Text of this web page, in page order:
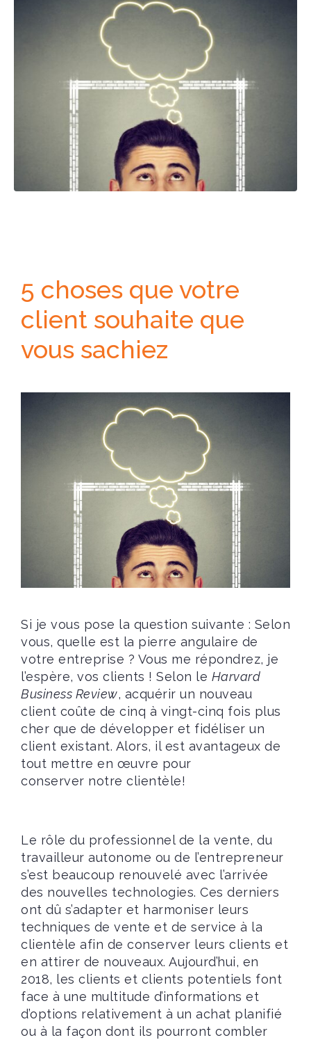
5 choses que votre
client souhaite que
vous sachiez
Si je vous pose la question suivante : Selon
vous, quelle est la pierre angulaire de
votre entreprise ? Vous me répondrez, je
l’espère, vos clients ! Selon le Harvard
Business Review, acquérir un nouveau
client coûte de cinq à vingt-cinq fois plus
cher que de développer et fidéliser un
client existant. Alors, il est avantageux de
tout mettre en œuvre pour
conserver notre clientèle!
Le rôle du professionnel de la vente, du
travailleur autonome ou de l’entrepreneur
s’est beaucoup renouvelé avec l’arrivée
des nouvelles technologies. Ces derniers
ont dû s’adapter et harmoniser leurs
techniques de vente et de service à la
clientèle afin de conserver leurs clients et
en attirer de nouveaux. Aujourd’hui, en
2018, les clients et clients potentiels font
face à une multitude d’informations et
d’options relativement à un achat planifié
ou à la façon dont ils pourront combler